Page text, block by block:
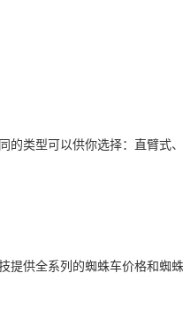
类型可以供你选择：直臂式
提供全系列的蜘蛛车价格和蜘